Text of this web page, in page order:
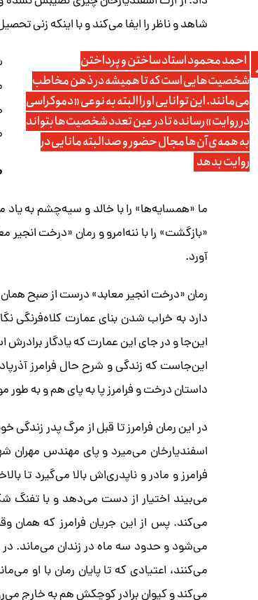
شاهد و ناظر را ایفا می‌کند و با اینکه زنی
احمد محمود استاد ساختن و پرداختن
شخصیت‌هایی است که تا همیشه در ذهن مخاطب
می‌مانند. این توانایی او را البته به نوعی «دموکراسی
در روایت» رسانده تا در عین تعدد شخصیت‌ها بتواند
به همه‌ی آن‌ها مجال حضور و صدالبته مانایی در
روایت بدهد
ما «همسایه‌ها» را با خالد و سیه‌چشم به یاد
«بازگشت» را با ننه‌امرو و رمان «درخت انجیر
آورد.
رمان «درخت انجیر معابد» درست از صبح‌‌
دارد به خراب شدن بنای عمارت کلاه‌فرنگی
این‌جا و در جای این عمارت که یادگار
این‌جاست که زندگی و شرح حال فرامرز
داستان درخت و فرامرز پا به پای هم و به
در این رمان فرامرز تا قبل از مرگ پدر
اسفندیارخان می‌میرد و پای مهندس مهران
فرامرز و مادر و ناپدری‌اش بالا می‌گیرد تا
می‌بیند اختیار از دست می‌دهد و با تفنگ
می‌کند. پس از این جریان فرامرز که‌‌
می‌شود و حدود سه ماه در زندان می‌ماند. در
می‌کنند، اعتیادی که تا پایان رمان با او
می‌کند و کیوان برادر کوچکش هم به خارج